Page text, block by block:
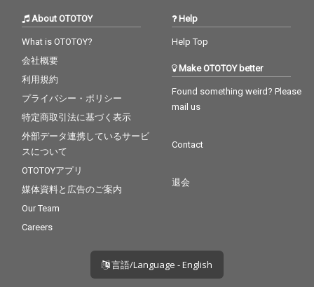
About OTOTOY
What is OTOTOY?
会社概要
利用規約
プライバシー・ポリシー
特定商取引法に基づく表示
外部データ連携しているサービ
スについて
OTOTOYアプリ
媒体資料と広告のご案内
Our Team
Careers
Help
Help Top
Make OTOTOY better
Found something weird? Please
mail us
Contact
退会
言語/Language - English